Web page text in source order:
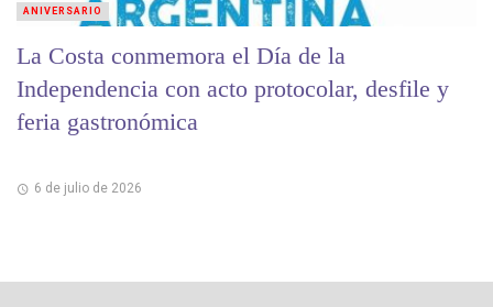
La Costa conmemora el Día de la
Independencia con acto protocolar, desfile y
feria gastronómica
6 de julio de 2026
ANIVERSARIO